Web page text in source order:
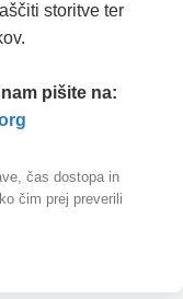
storitve ter
pišite na:
čas dostopa in
čim prej preverili